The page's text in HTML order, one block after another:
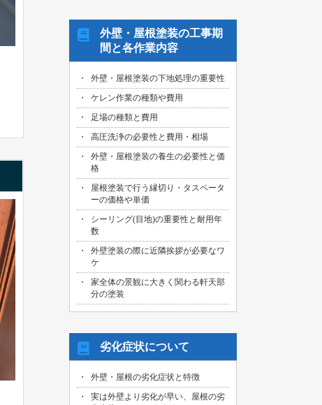
外壁・屋根塗装の工事期
間と各作業内容
外壁・屋根塗装の下地処理の重要性
ケレン作業の種類や費用
足場の種類と費用
高圧洗浄の必要性と費用・相場
外壁・屋根塗装の養生の必要性と価
格
屋根塗装で行う縁切り・タスペータ
ーの価格や単価
シーリング(目地)の重要性と耐用年
数
外壁塗装の際に近隣挨拶が必要なワ
ケ
家全体の景観に大きく関わる軒天部
分の塗装
劣化症状について
外壁・屋根の劣化症状と特徴
実は外壁より劣化が早い、屋根の劣